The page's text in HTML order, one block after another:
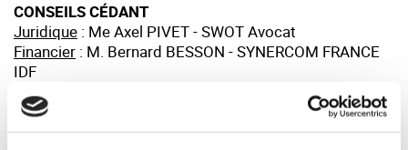
CONSEILS CÉDANT
Juridique : Me Axel PIVET - SWOT Avocat
Financier : M. Bernard BESSON - SYNERCOM FRANCE
IDF
CONSEILS ACQUÉREUR
Juridique: Cédric de KERVENOAEL – Cabinet Z